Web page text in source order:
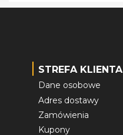
STREFA KLIENTA
Dane osobowe
Adres dostawy
Zamówienia
Kupony